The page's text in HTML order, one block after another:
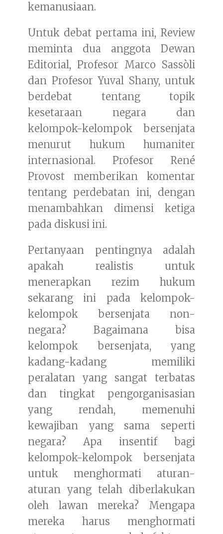
kemanusiaan.
Untuk debat pertama ini, Review
meminta dua anggota Dewan
Editorial, Profesor Marco Sassòli
dan Profesor Yuval Shany, untuk
berdebat tentang topik
kesetaraan negara dan
kelompok-kelompok bersenjata
menurut hukum humaniter
internasional. Profesor René
Provost memberikan komentar
tentang perdebatan ini, dengan
menambahkan dimensi ketiga
pada diskusi ini.
Pertanyaan pentingnya adalah
apakah realistis untuk
menerapkan rezim hukum
sekarang ini pada kelompok-
kelompok bersenjata non-
negara? Bagaimana bisa
kelompok bersenjata, yang
kadang-kadang memiliki
peralatan yang sangat terbatas
dan tingkat pengorganisasian
yang rendah, memenuhi
kewajiban yang sama seperti
negara? Apa insentif bagi
kelompok-kelompok bersenjata
untuk menghormati aturan-
aturan yang telah diberlakukan
oleh lawan mereka? Mengapa
mereka harus menghormati